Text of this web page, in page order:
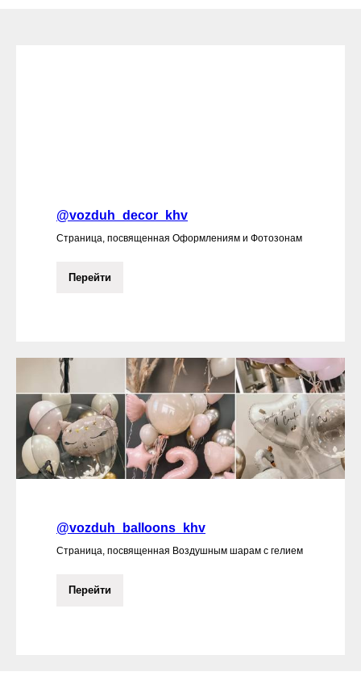
@vozduh_decor_khv
Страница, посвященная Оформлениям и Фотозонам
Перейти
@vozduh_balloons_khv
Страница, посвященная Воздушным шарам с гелием
Перейти